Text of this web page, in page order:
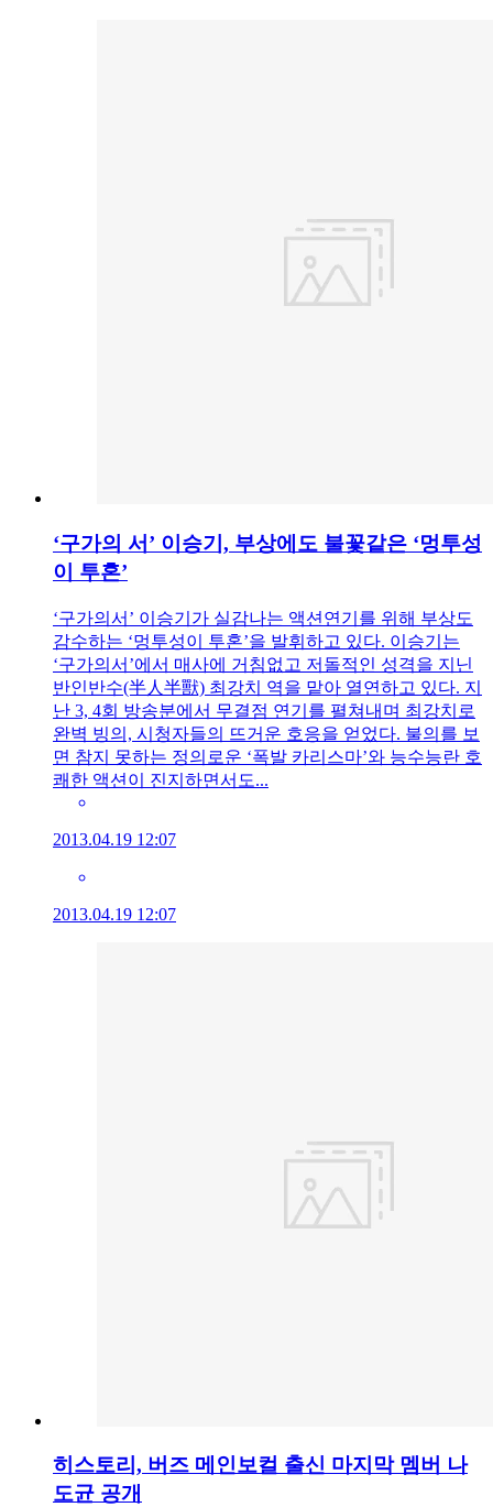
‘구가의 서’ 이승기, 부상에도 불꽃같은 ‘멍투성
이 투혼’
‘구가의서’ 이승기가 실감나는 액션연기를 위해 부상도
감수하는 ‘멍투성이 투혼’을 발휘하고 있다. 이승기는
‘구가의서’에서 매사에 거침없고 저돌적인 성격을 지닌
반인반수(半人半獸) 최강치 역을 맡아 열연하고 있다. 지
난 3, 4회 방송분에서 무결점 연기를 펼쳐내며 최강치로
완벽 빙의, 시청자들의 뜨거운 호응을 얻었다. 불의를 보
면 참지 못하는 정의로운 ‘폭발 카리스마’와 능수능란 호
쾌한 액션이 진지하면서도...
2013.04.19 12:07
2013.04.19 12:07
히스토리, 버즈 메인보컬 출신 마지막 멤버 나
도균 공개